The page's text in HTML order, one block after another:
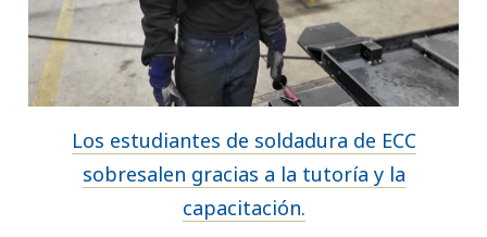
Los estudiantes de soldadura de ECC
sobresalen gracias a la tutoría y la
capacitación.